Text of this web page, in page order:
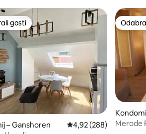
rangiranima s oznakom „Odabrali gosti”
gosti
– Ganshoren Prosječna ocjena:
4,92 (288)
Lambert
Merode